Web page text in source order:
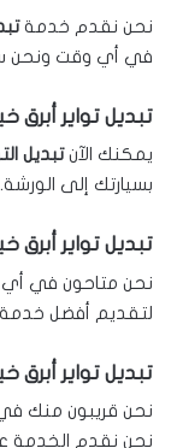
نحن نقدم خدمة
في أي وقت ونحن
تبديل تواير أبرق
يمكنك الآنتبديل
بسيارتك إلى الورشة.
تبديل تواير أبرق
نحن متاحون في
لتقديم أفضل
تبديل تواير
نحن قريبون منك
نحن نقدم الخدمة